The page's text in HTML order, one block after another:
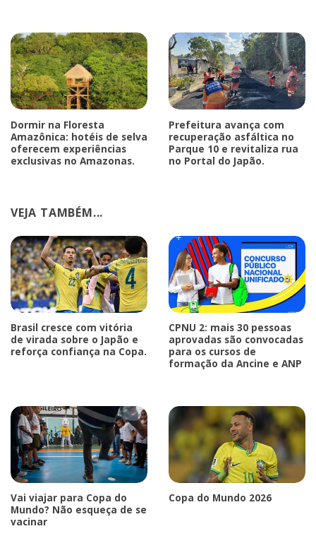
Dormir na Floresta
Amazônica: hotéis de selva
oferecem experiências
exclusivas no Amazonas.
Prefeitura avança com
recuperação asfáltica no
Parque 10 e revitaliza rua
no Portal do Japão.
VEJA TAMBÉM...
Brasil cresce com vitória
de virada sobre o Japão e
reforça confiança na Copa.
CPNU 2: mais 30 pessoas
aprovadas são convocadas
para os cursos de
formação da Ancine e ANP
Vai viajar para Copa do
Mundo? Não esqueça de se
vacinar
Copa do Mundo 2026